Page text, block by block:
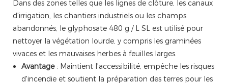
Dans des zones telles que les lignes de clôture, les canaux
d'irrigation, les chantiers industriels ou les champs
abandonnés, le glyphosate 480 g / L SL est utilisé pour
nettoyer la végétation lourde, y compris les graminées
vivaces et les mauvaises herbes à feuilles larges.
Avantage : Maintient l'accessibilité, empêche les risques
d'incendie et soutient la préparation des terres pour les